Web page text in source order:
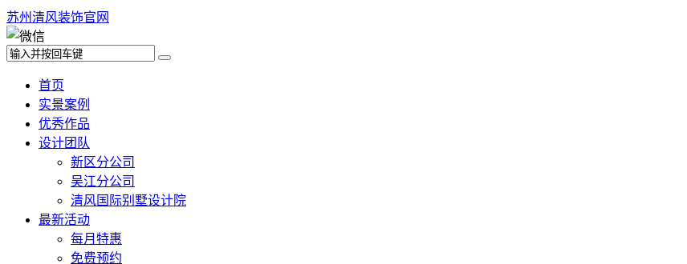
苏州清风装饰官网
首页
实景案例
优秀作品
设计团队
新区分公司
吴江分公司
清风国际别墅设计院
最新活动
每月特惠
免费预约